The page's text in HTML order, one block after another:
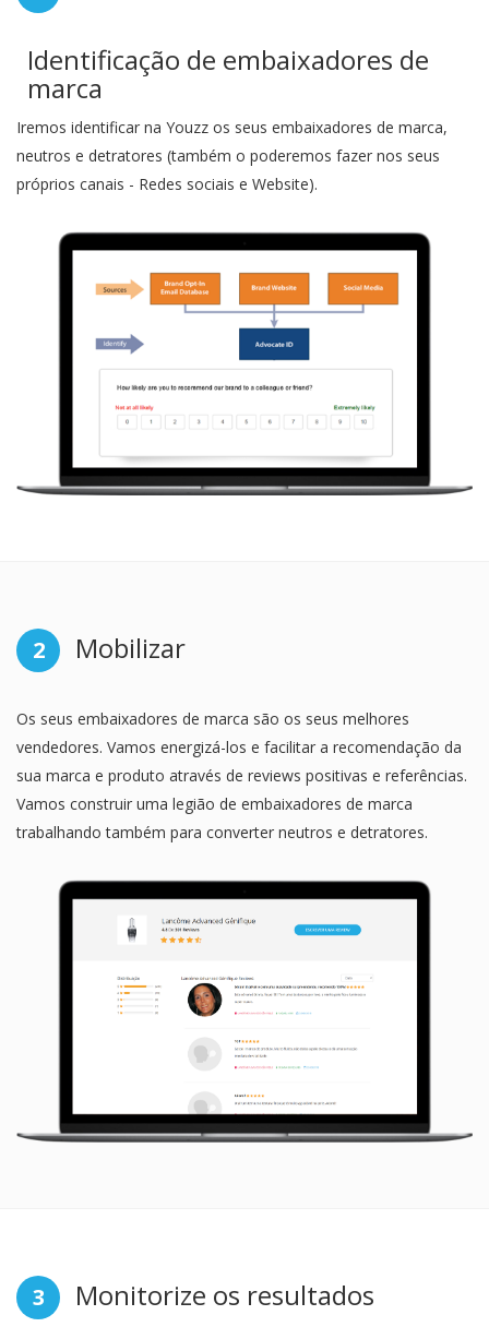
Identificação de embaixadores de
marca
Iremos identificar na Youzz os seus embaixadores de marca,
neutros e detratores (também o poderemos fazer nos seus
próprios canais - Redes sociais e Website).
2 Mobilizar
Os seus embaixadores de marca são os seus melhores
vendedores. Vamos energizá-los e facilitar a recomendação da
sua marca e produto através de reviews positivas e referências.
Vamos construir uma legião de embaixadores de marca
trabalhando também para converter neutros e detratores.
3 Monitorize os resultados